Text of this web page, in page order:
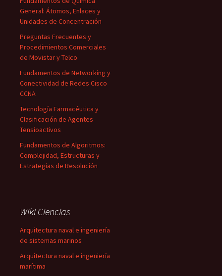
General: Átomos, Enlaces y
Unidades de Concentración
Preguntas Frecuentes y
Procedimientos Comerciales
de Movistar y Telco
Fundamentos de Networking y
Conectividad de Redes Cisco
CCNA
Tecnología Farmacéutica y
Clasificación de Agentes
Tensioactivos
Fundamentos de Algoritmos:
Complejidad, Estructuras y
Estrategias de Resolución
Wiki Ciencias
Arquitectura naval e ingeniería
de sistemas marinos
Arquitectura naval e ingeniería
marítima